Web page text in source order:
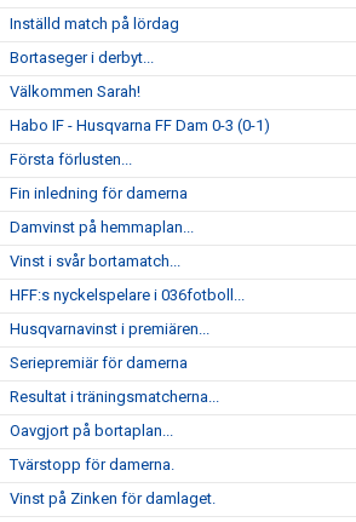
Inställd match på lördag
Bortaseger i derbyt...
Välkommen Sarah!
Habo IF - Husqvarna FF Dam 0-3 (0-1)
Första förlusten...
Fin inledning för damerna
Damvinst på hemmaplan...
Vinst i svår bortamatch...
HFF:s nyckelspelare i 036fotboll...
Husqvarnavinst i premiären...
Seriepremiär för damerna
Resultat i träningsmatcherna...
Oavgjort på bortaplan...
Tvärstopp för damerna.
Vinst på Zinken för damlaget.